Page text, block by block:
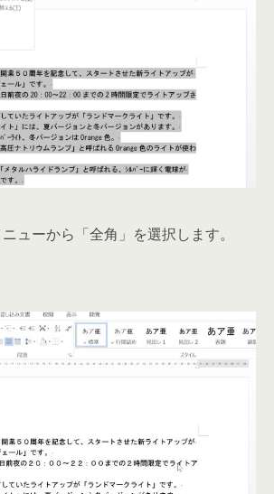
ューから「全角」を選択します。